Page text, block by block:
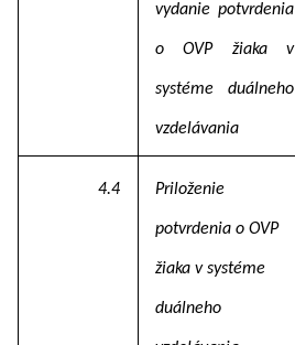
vydanie potvrdenia
o OVP žiaka v
systéme duálneho
vzdelávania
4.4 Priloženie
potvrdenia o OVP
žiaka v systéme
duálneho